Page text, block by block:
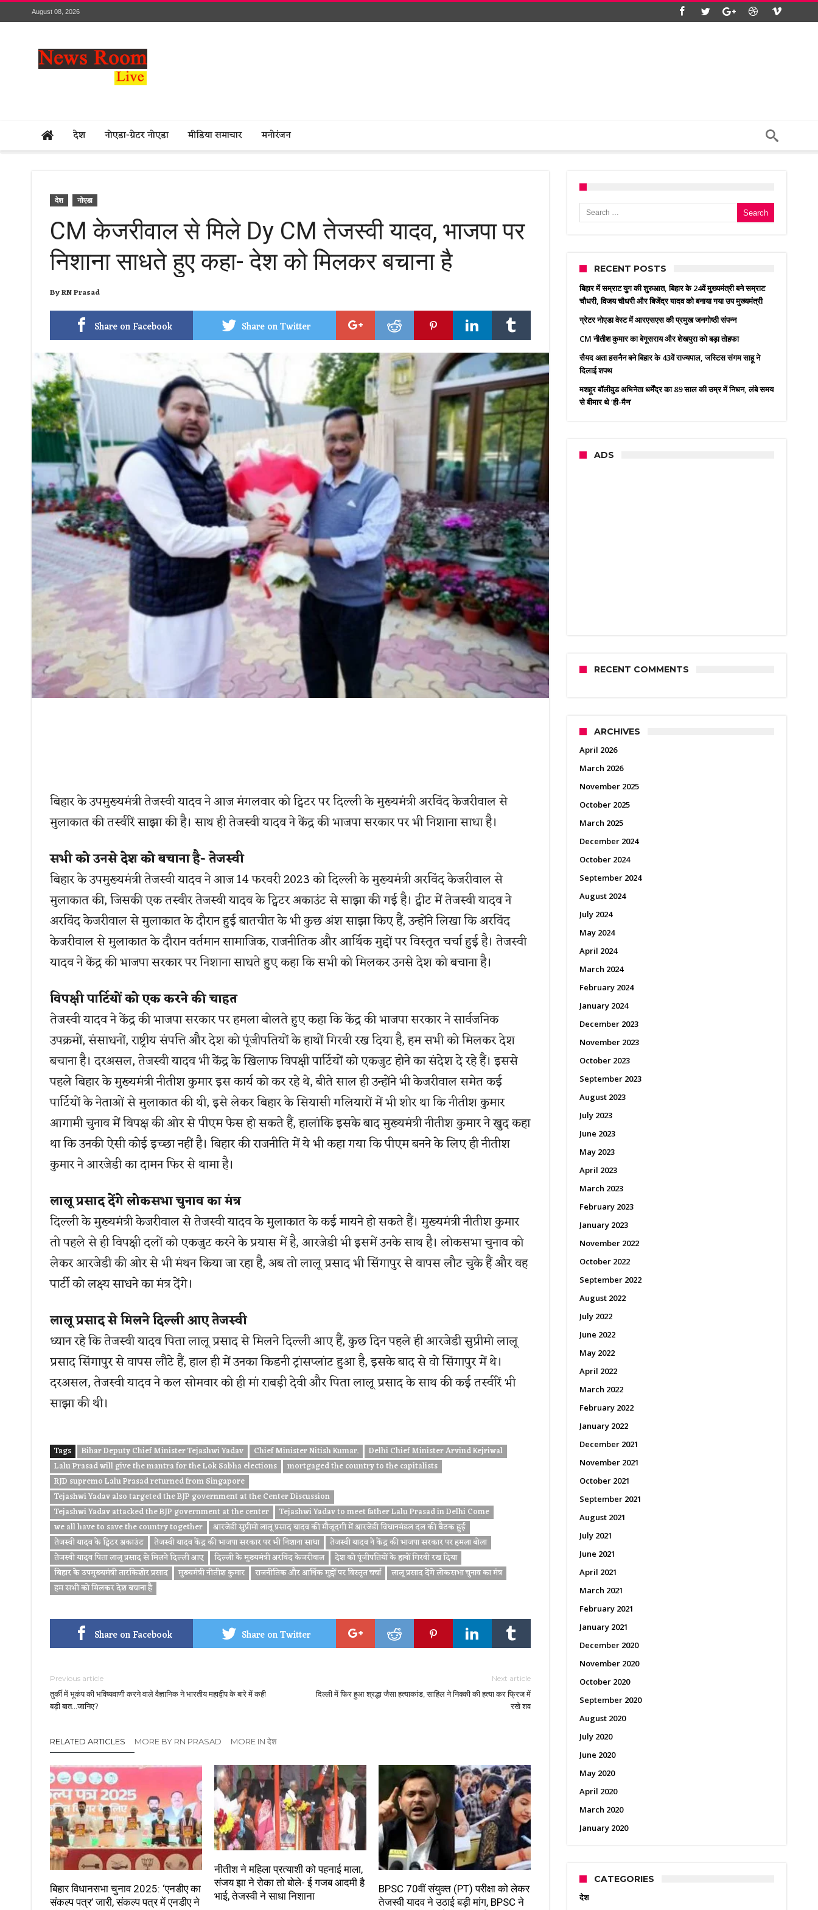
August 08, 2026
देश नोएडा-ग्रेटर नोएडा मीडिया समाचार मनोरंजन
देश नोएडा
CM केजरीवाल से मिले Dy CM तेजस्वी यादव, भाजपा पर
निशाना साधते हुए कहा- देश को मिलकर बचाना है
ByRN Prasad
Share on Facebook Share on Twitter
बिहार के उपमुख्यमंत्री तेजस्वी यादव ने आज मंगलवार को ट्विटर पर दिल्ली के मुख्यमंत्री अरविंद केजरीवाल से
मुलाकात की तस्वीरें साझा की है। साथ ही तेजस्वी यादव ने केंद्र की भाजपा सरकार पर भी निशाना साधा है।
सभी को उनसे देश को बचाना है- तेजस्वी
बिहार के उपमुख्यमंत्री तेजस्वी यादव ने आज 14 फरवरी 2023 को दिल्ली के मुख्यमंत्री अरविंद केजरीवाल से
मुलाकात की, जिसकी एक तस्वीर तेजस्वी यादव के ट्विटर अकाउंट से साझा की गई है। ट्वीट में तेजस्वी यादव ने
अरविंद केजरीवाल से मुलाकात के दौरान हुई बातचीत के भी कुछ अंश साझा किए हैं, उन्होंने लिखा कि अरविंद
केजरीवाल से मुलाकात के दौरान वर्तमान सामाजिक, राजनीतिक और आर्थिक मुद्दों पर विस्तृत चर्चा हुई है। तेजस्वी
यादव ने केंद्र की भाजपा सरकार पर निशाना साधते हुए कहा कि सभी को मिलकर उनसे देश को बचाना है।
विपक्षी पार्टियों को एक करने की चाहत
तेजस्वी यादव ने केंद्र की भाजपा सरकार पर हमला बोलते हुए कहा कि केंद्र की भाजपा सरकार ने सार्वजनिक
उपक्रमों, संसाधनों, राष्ट्रीय संपत्ति और देश को पूंजीपतियों के हाथों गिरवी रख दिया है, हम सभी को मिलकर देश
बचाना है। दरअसल, तेजस्वी यादव भी केंद्र के खिलाफ विपक्षी पार्टियों को एकजुट होने का संदेश दे रहे हैं। इससे
पहले बिहार के मुख्यमंत्री नीतीश कुमार इस कार्य को कर रहे थे, बीते साल ही उन्होंने भी केजरीवाल समेत कई
पार्टियों के नेताओं से मुलाकात की थी, इसे लेकर बिहार के सियासी गलियारों में भी शोर था कि नीतीश कुमार
आगामी चुनाव में विपक्ष की ओर से पीएम फेस हो सकते हैं, हालांकि इसके बाद मुख्यमंत्री नीतीश कुमार ने खुद कहा
था कि उनकी ऐसी कोई इच्छा नहीं है। बिहार की राजनीति में ये भी कहा गया कि पीएम बनने के लिए ही नीतीश
कुमार ने आरजेडी का दामन फिर से थामा है।
लालू प्रसाद देंगे लोकसभा चुनाव का मंत्र
दिल्ली के मुख्यमंत्री केजरीवाल से तेजस्वी यादव के मुलाकात के कई मायने हो सकते हैं। मुख्यमंत्री नीतीश कुमार
तो पहले से ही विपक्षी दलों को एकजुट करने के प्रयास में है, आरजेडी भी इसमें उनके साथ है। लोकसभा चुनाव को
लेकर आरजेडी की ओर से भी मंथन किया जा रहा है, अब तो लालू प्रसाद भी सिंगापुर से वापस लौट चुके हैं और वह
पार्टी को लक्ष्य साधने का मंत्र देंगे।
लालू प्रसाद से मिलने दिल्ली आए तेजस्वी
ध्यान रहे कि तेजस्वी यादव पिता लालू प्रसाद से मिलने दिल्ली आए हैं, कुछ दिन पहले ही आरजेडी सुप्रीमो लालू
प्रसाद सिंगापुर से वापस लौटे हैं, हाल ही में उनका किडनी ट्रांसप्लांट हुआ है, इसके बाद से वो सिंगापुर में थे।
दरअसल, तेजस्वी यादव ने कल सोमवार को ही मां राबड़ी देवी और पिता लालू प्रसाद के साथ की कई तस्वीरें भी
साझा की थी।
Tags Bihar Deputy Chief Minister Tejashwi Yadav Chief Minister Nitish Kumar.
Delhi Chief Minister Arvind Kejriwal
Lalu Prasad will give the mantra for the Lok Sabha elections
mortgaged the country to the capitalists
RJD supremo Lalu Prasad returned from Singapore
Tejashwi Yadav also targeted the BJP government at the Center Discussion
Tejashwi Yadav attacked the BJP government at the center
Tejashwi Yadav to meet father Lalu Prasad in Delhi Come
we all have to save the country together
आरजेडी सुप्रीमो लालू प्रसाद यादव की मौजूदगी में आरजेडी विधानमंडल दल की बैठक हुई
तेजस्वी यादव के ट्विटर अकाउंट
तेजस्वी यादव केंद्र की भाजपा सरकार पर भी निशाना साधा
तेजस्वी यादव ने केंद्र की भाजपा सरकार पर हमला बोला
तेजस्वी यादव पिता लालू प्रसाद से मिलने दिल्ली आए
दिल्ली के मुख्यमंत्री अरविंद केजरीवाल
देश को पूंजीपतियों के हाथों गिरवी रख दिया
बिहार के उपमुख्यमंत्री तारकिशोर प्रसाद
मुख्यमंत्री नी‍तीश कुमार राजनीतिक और आर्थिक मुद्दों पर विस्तृत चर्चा
लालू प्रसाद देंगे लोकसभा चुनाव का मंत्र
हम सभी को मिलकर देश बचाना है
Share on Facebook Share on Twitter
Previous article
तुर्की में भूकंप की भविष्यवाणी करने वाले वैज्ञानिक ने भारतीय महाद्वीप के बारे में कही
बड़ी बात…जानिए?
Next article
दिल्ली में फिर हुआ श्रद्धा जैसा हत्याकांड, साहिल ने निक्की की हत्या कर फ्रिज में
रखे शव
RELATED ARTICLES MORE BY RN PRASAD MORE IN देश
बिहार विधानसभा चुनाव 2025: ‘एनडीए का
संकल्प पत्र’ जारी, संकल्प पत्र में एनडीए ने
नीतीश ने महिला प्रत्याशी को पहनाई माला,
संजय झा ने रोका तो बोले- ई गजब आदमी है
भाई, तेजस्वी ने साधा निशाना
BPSC 70वीं संयुक्त (PT) परीक्षा को लेकर
तेजस्वी यादव ने उठाई बड़ी मांग, BPSC ने
Search for:
RECENT POSTS
बिहार में सम्राट युग की शुरुआत, बिहार के 24वें मुख्यमंत्री बने सम्राट
चौधरी, विजय चौधरी और बिजेंद्र यादव को बनाया गया उप मुख्यमंत्री
ग्रेटर नोएडा वेस्ट में आरएसएस की प्रमुख जनगोष्ठी संपन्न
CM नीतीश कुमार का बेगूसराय और शेखपुरा को बड़ा तोहफा
सैयद अता हसनैन बने बिहार के 43वें राज्यपाल, जस्टिस संगम साहू ने
दिलाई शपथ
मशहूर बॉलीवुड अभिनेता धर्मेंद्र का 89 साल की उम्र में निधन, लंबे समय
से बीमार थे ‘ही-मैन’
ADS
RECENT COMMENTS
ARCHIVES
April 2026
March 2026
November 2025
October 2025
March 2025
December 2024
October 2024
September 2024
August 2024
July 2024
May 2024
April 2024
March 2024
February 2024
January 2024
December 2023
November 2023
October 2023
September 2023
August 2023
July 2023
June 2023
May 2023
April 2023
March 2023
February 2023
January 2023
November 2022
October 2022
September 2022
August 2022
July 2022
June 2022
May 2022
April 2022
March 2022
February 2022
January 2022
December 2021
November 2021
October 2021
September 2021
August 2021
July 2021
June 2021
April 2021
March 2021
February 2021
January 2021
December 2020
November 2020
October 2020
September 2020
August 2020
July 2020
June 2020
May 2020
April 2020
March 2020
January 2020
CATEGORIES
देश